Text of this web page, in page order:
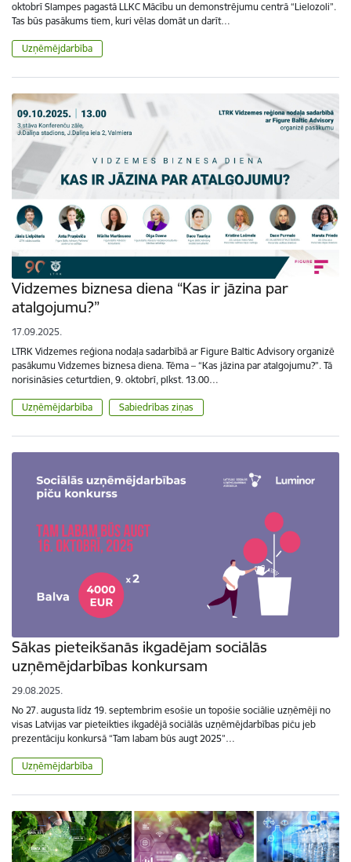
oktobrī Slampes pagastā LLKC Mācību un demonstrējumu centrā “Lielozoli”.
Tas būs pasākums tiem, kuri vēlas domāt un darīt…
Uzņēmējdarbība
Vidzemes biznesa diena “Kas ir jāzina par
atalgojumu?”
17.09.2025.
LTRK Vidzemes reģiona nodaļa sadarbībā ar Figure Baltic Advisory organizē
pasākumu Vidzemes biznesa diena. Tēma – “Kas jāzina par atalgojumu?”. Tā
norisināsies ceturtdien, 9. oktobrī, plkst. 13.00…
Uzņēmējdarbība Sabiedrības ziņas
Sākas pieteikšanās ikgadējam sociālās
uzņēmējdarbības konkursam
29.08.2025.
No 27. augusta līdz 19. septembrim esošie un topošie sociālie uzņēmēji no
visas Latvijas var pieteikties ikgadējā sociālās uzņēmējdarbības piču jeb
prezentāciju konkursā “Tam labam būs augt 2025”…
Uzņēmējdarbība